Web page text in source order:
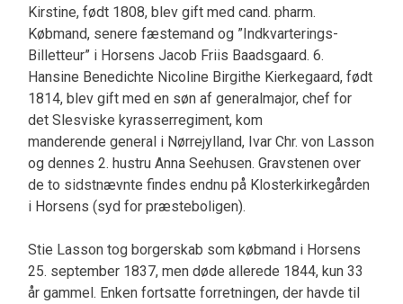
Kirstine, født 1808, blev gift med cand. pharm.
Købmand, senere fæstemand og ”Indkvarterings-
Billetteur” i Horsens Jacob Friis Baadsgaard. 6.
Hansine Benedichte Nicoline Birgithe Kierkegaard, født
1814, blev gift med en søn af generalmajor, chef for
det Slesviske kyrasserregiment, kom
manderende general i Nørrejylland, Ivar Chr. von Lasson
og dennes 2. hustru Anna Seehusen. Gravstenen over
de to sidstnævnte findes endnu på Klosterkirkegården
i Horsens (syd for præsteboligen).
Stie Lasson tog borgerskab som købmand i Horsens
25. september 1837, men døde allerede 1844, kun 33
år gammel. Enken fortsatte forretningen, der havde til